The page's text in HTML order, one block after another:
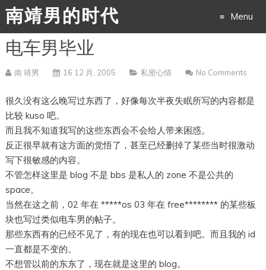
南靖男的时代 Menu
to
content
电车男毕业
南 靖男 16 12 月, 2005 私密心情 No Comments
很久没有这么晚写过东西了，好像每次半夜失眠所写的内容都是
比较 kuso 吧。
而且我不知道我写的这些东西会不会给人带来困惑。
反正很早就有这方面的觉悟了，甚至已经删掉了某些当时很激动
写下很敏感的内容。
不管怎样这里是 blog 不是 bbs 是私人的 zone 不是公共的
space。
当然在这之前，02 年在 *****os 03 年在 free******** 的某些板
块也写过类似电车男的帖子。
那些东西有的已经不见了，有的现在也可以看到吧。而且我的 id
一直都是不变的。
不想管以前的东东了，现在就是这里的 blog。